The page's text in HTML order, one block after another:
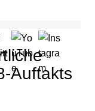
Auftakts